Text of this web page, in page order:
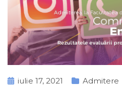
iulie 17, 2021 Admitere